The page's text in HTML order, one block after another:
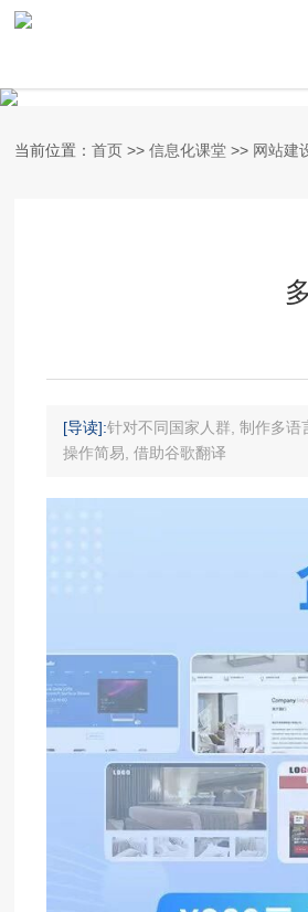
当前位置： 首页 >> 信息化课堂 >> 网站建
[导读]:针对不同国家人群, 制作多
操作简易, 借助谷歌翻译